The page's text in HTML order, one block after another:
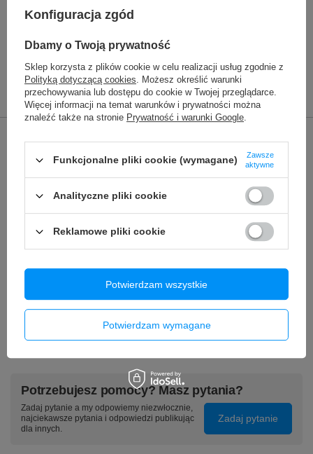
18,91 zł / szt.
POLECANE
Poprzedni z tej kategorii Następny z tej kategorii
Wyświetlacz REPART LCD IPS ekran dotyk digitizer
szybka do iPhone X Incell
Potrzebujesz pomocy? Masz pytania?
Zadaj pytanie a my odpowiemy niezwłocznie,
najciekawsze pytania i odpowiedzi publikując
dla innych.
Zadaj pytanie
Konfiguracja zgód
Dbamy o Twoją prywatność
Sklep korzysta z plików cookie w celu realizacji usług zgodnie z
Polityką dotyczącą cookies. Możesz określić warunki
przechowywania lub dostępu do cookie w Twojej przeglądarce.
Więcej informacji na temat warunków i prywatności można
znaleźć także na stronie Prywatność i warunki Google.
Funkcjonalne pliki cookie (wymagane)
Zawsze
aktywne
Analityczne pliki cookie
Reklamowe pliki cookie
Potwierdzam wymagane
Potwierdzam wszystkie